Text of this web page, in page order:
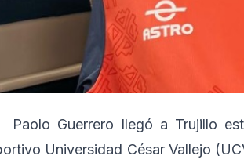
Paolo Guerrero llegó a Trujillo
Universidad César Vallejo